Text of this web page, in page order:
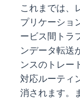
これまでは、
プリケーショ
ービス間トラ
ンデータ転送
ンスのトレー
対応ルーティ
消されます。